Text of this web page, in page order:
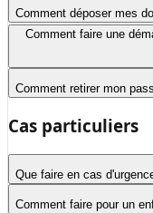
Comment déposer mes
Comment faire une
Comment retirer mon
Cas particuliers
Que faire en cas
Comment faire pour un